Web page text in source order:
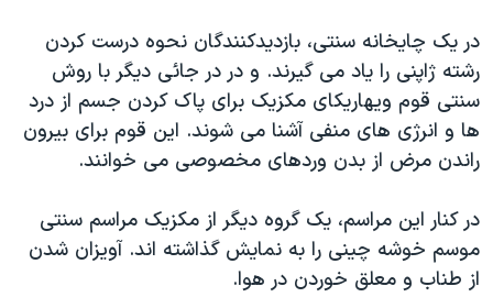
در یک چايخانه سنتی، بازديدکنندگان نحوه درست کردن
رشته ژاپنی را ياد می گيرند. و در در جائی دیگر با روش
سنتی قوم ويهاريکای مکزيک برای پاک کردن جسم از درد
ها و انرژی های منفی آشنا می شوند. اين قوم برای بيرون
راندن مرض از بدن وردهای مخصوصی می خوانند.
در کنار اين مراسم، يک گروه ديگر از مکزيک مراسم سنتی
موسم خوشه چينی را به نمايش گذاشته اند. آويزان شدن
از طناب و معلق خوردن در هوا.